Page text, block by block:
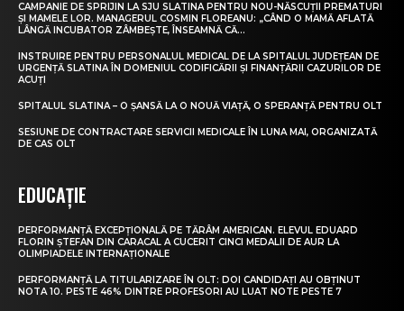
CAMPANIE DE SPRIJIN LA SJU SLATINA PENTRU NOU-NĂSCUȚII PREMATURI
ȘI MAMELE LOR. MANAGERUL COSMIN FLOREANU: „CÂND O MAMĂ AFLATĂ
LÂNGĂ INCUBATOR ZÂMBEȘTE, ÎNSEAMNĂ CĂ...
INSTRUIRE PENTRU PERSONALUL MEDICAL DE LA SPITALUL JUDEȚEAN DE
URGENȚĂ SLATINA ÎN DOMENIUL CODIFICĂRII ȘI FINANȚĂRII CAZURILOR DE
ACUȚI
SPITALUL SLATINA – O ȘANSĂ LA O NOUĂ VIAȚĂ, O SPERANȚĂ PENTRU OLT
SESIUNE DE CONTRACTARE SERVICII MEDICALE ÎN LUNA MAI, ORGANIZATĂ
DE CAS OLT
EDUCAȚIE
PERFORMANȚĂ EXCEPȚIONALĂ PE TĂRÂM AMERICAN. ELEVUL EDUARD
FLORIN ȘTEFAN DIN CARACAL A CUCERIT CINCI MEDALII DE AUR LA
OLIMPIADELE INTERNAȚIONALE
PERFORMANȚĂ LA TITULARIZARE ÎN OLT: DOI CANDIDAȚI AU OBȚINUT
NOTA 10. PESTE 46% DINTRE PROFESORI AU LUAT NOTE PESTE 7